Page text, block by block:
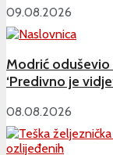
09.08.2026
Modrić oduševio
‘Predivno je
08.08.2026